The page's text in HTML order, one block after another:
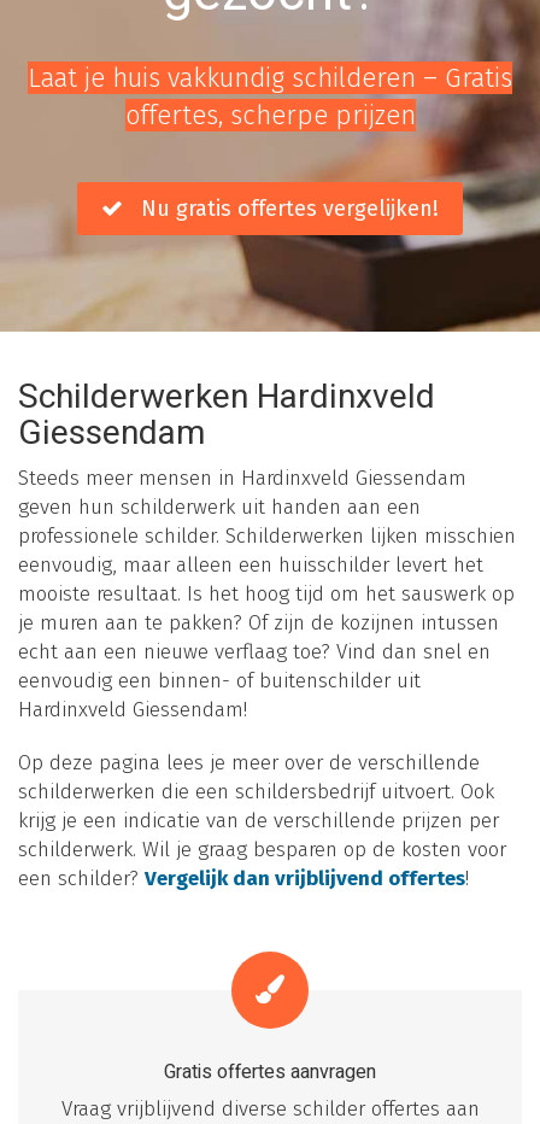
Laat je huis vakkundig schilderen – Gratis
offertes, scherpe prijzen
Nu gratis offertes vergelijken!
Schilderwerken Hardinxveld
Giessendam
Steeds meer mensen in Hardinxveld Giessendam
geven hun schilderwerk uit handen aan een
professionele schilder. Schilderwerken lijken misschien
eenvoudig, maar alleen een huisschilder levert het
mooiste resultaat. Is het hoog tijd om het sauswerk op
je muren aan te pakken? Of zijn de kozijnen intussen
echt aan een nieuwe verflaag toe? Vind dan snel en
eenvoudig een binnen- of buitenschilder uit
Hardinxveld Giessendam!
Op deze pagina lees je meer over de verschillende
schilderwerken die een schildersbedrijf uitvoert. Ook
krijg je een indicatie van de verschillende prijzen per
schilderwerk. Wil je graag besparen op de kosten voor
een schilder? Vergelijk dan vrijblijvend offertes!
Gratis offertes aanvragen
Vraag vrijblijvend diverse schilder offertes aan